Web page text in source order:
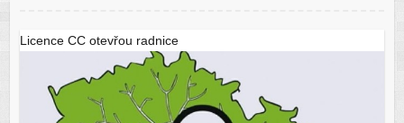
Licence CC otevřou radnice